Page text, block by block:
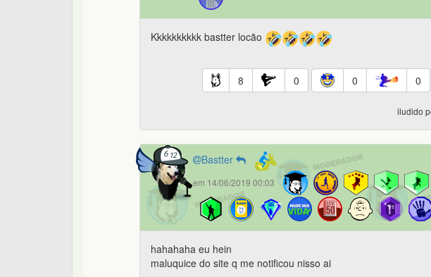
Kkkkkkkkkk bastter locão
8 0 0 0
iludido
Bastter
em 14/06/2019 00:03
hahahaha eu hein
maluquice do site q me notificou nisso ai